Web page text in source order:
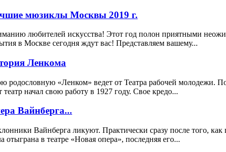
мюзиклы Москвы 2019 г.
любителей искусства! Этот год полон приятными
в Москве сегодня ждут вас! Представляем вашему...
Ленкома
родословную «Ленком» ведет от Театра рабочей молодежи.
театр начал свою работу в 1927 году. Свое кредо...
Вайнберга...
Вайнберга ликуют. Практически сразу после того, как
отыграна в театре «Новая опера», последняя его...